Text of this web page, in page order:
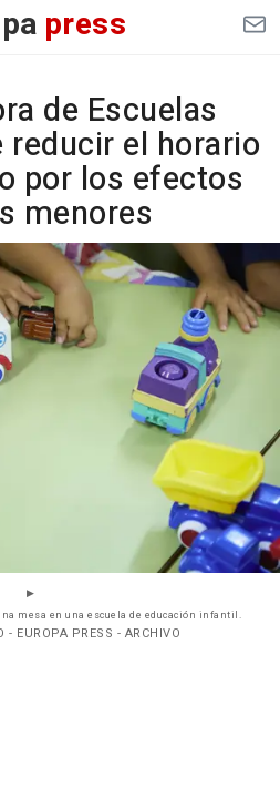
press
de Escuelas
el horario
por los efectos
menores
mesa en una escuela de educación infantil.
- EUROPA PRESS - ARCHIVO